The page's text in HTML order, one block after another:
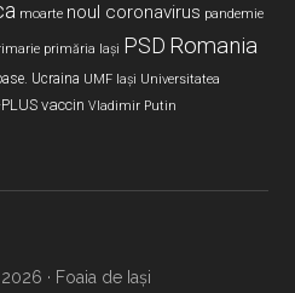
moarte noul coronavirus pandemie
primăria Iași PSD Romania
Ucraina UMF Iași Universitatea
vaccin Vladimir Putin
· Foaia de Iași